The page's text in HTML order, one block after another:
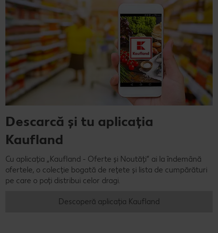
Descarcă și tu aplicația
Kaufland
Cu aplicația „Kaufland - Oferte și Noutăți” ai la îndemână
ofertele, o colecție bogată de rețete și lista de cumpărături
pe care o poți distribui celor dragi.
Descoperă aplicația Kaufland